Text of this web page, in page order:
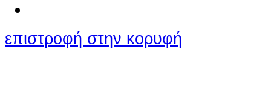
επιστροφή στην κορυφή